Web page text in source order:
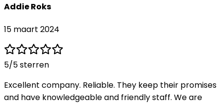
Addie Roks
15 maart 2024
5/5 sterren
Excellent company. Reliable. They keep their promises
and have knowledgeable and friendly staff. We are